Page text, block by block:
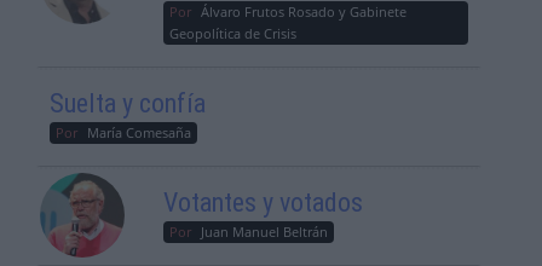
Por Álvaro Frutos Rosado y Gabinete
Geopolítica de Crisis
Suelta y confía
Por María Comesaña
Votantes y votados
Por Juan Manuel Beltrán